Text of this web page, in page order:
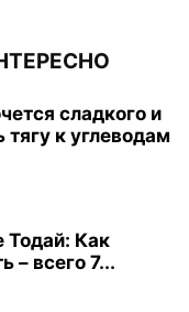
сладкого и
к углеводам
Тодай: Как
– всего 7...